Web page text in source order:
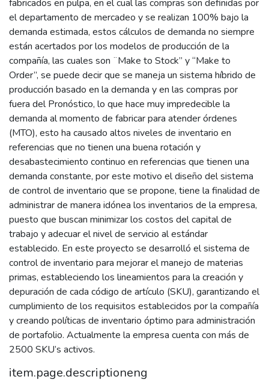
fabricados en pulpa, en el cual las compras son definidas por
el departamento de mercadeo y se realizan 100% bajo la
demanda estimada, estos cálculos de demanda no siempre
están acertados por los modelos de producción de la
compañía, las cuales son ¨Make to Stock” y “Make to
Order”, se puede decir que se maneja un sistema híbrido de
producción basado en la demanda y en las compras por
fuera del Pronóstico, lo que hace muy impredecible la
demanda al momento de fabricar para atender órdenes
(MTO), esto ha causado altos niveles de inventario en
referencias que no tienen una buena rotación y
desabastecimiento continuo en referencias que tienen una
demanda constante, por este motivo el diseño del sistema
de control de inventario que se propone, tiene la finalidad de
administrar de manera idónea los inventarios de la empresa,
puesto que buscan minimizar los costos del capital de
trabajo y adecuar el nivel de servicio al estándar
establecido. En este proyecto se desarrolló el sistema de
control de inventario para mejorar el manejo de materias
primas, estableciendo los lineamientos para la creación y
depuración de cada código de artículo (SKU), garantizando el
cumplimiento de los requisitos establecidos por la compañía
y creando políticas de inventario óptimo para administración
de portafolio. Actualmente la empresa cuenta con más de
2500 SKU’s activos.
item.page.descriptioneng